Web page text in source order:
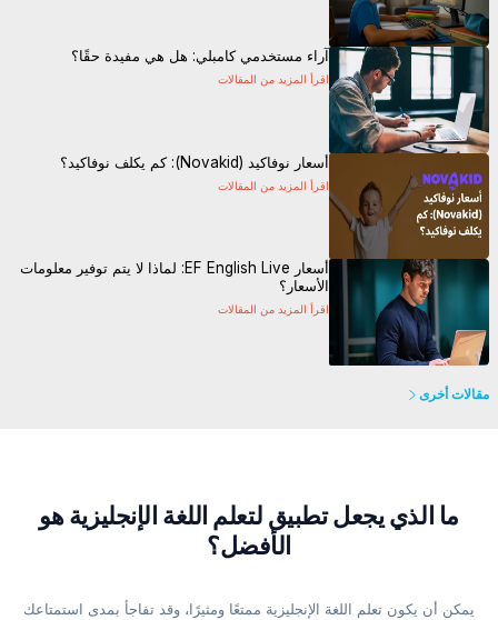
آراء مستخدمي كامبلي: هل هي مفيدة حقًا؟
اقرأ المزيد من المقالات
أسعار نوفاكيد (Novakid): كم يكلف نوفاكيد؟
اقرأ المزيد من المقالات
أسعار EF English Live: لماذا لا يتم توفير معلومات
الأسعار؟
اقرأ المزيد من المقالات
مقالات أخرى
ما الذي يجعل تطبيق لتعلم اللغة الإنجليزية هو
الأفضل؟
يمكن أن يكون تعلم اللغة الإنجليزية ممتعًا ومثيرًا، وقد تفاجأ بمدى استمتاعك